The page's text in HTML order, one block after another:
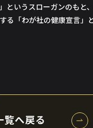
というスローガンのもと
る「わが社の健康宣言」
覧へ戻る